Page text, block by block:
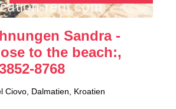
Sandra -
to the beach:,
8768
Ciovo, Dalmatien, Kroatien